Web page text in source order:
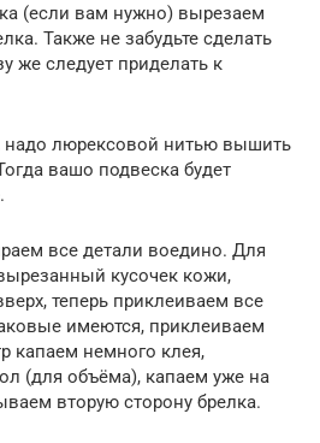
(если вам нужно) вырезаем
Также не забудьте сделать
же следует приделать к
надо люрексовой нитью вышить
вашо подвеска будет
все детали воедино. Для
кусочек кожи,
теперь приклеиваем все
имеются, приклеиваем
капаем немного клея,
(для объёма), капаем уже на
вторую сторону брелка.